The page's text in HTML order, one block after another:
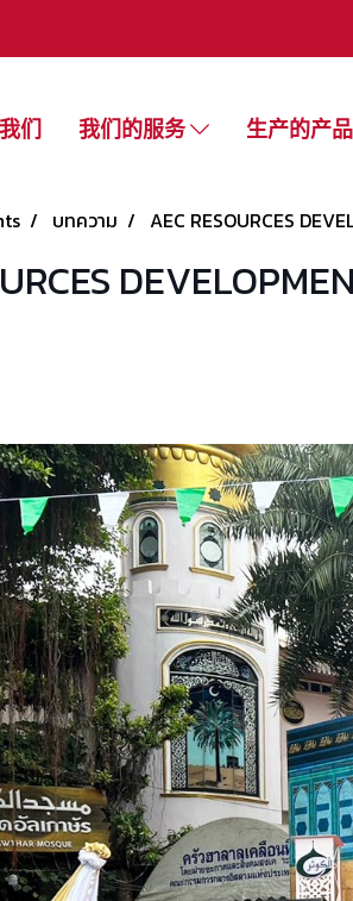
们 我们的服务 生产的产品
บทความ AEC RESOURCES